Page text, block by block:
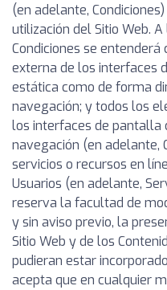
(en adelante,
utilización del Sitio Web.
Condiciones se entenderá
externa de los interfaces
estática como de forma
navegación; y todos los
los interfaces de pantalla
navegación (en adelante,
servicios o recursos en
Usuarios (en adelante,
reserva la facultad de
y sin aviso previo, la
Sitio Web y de los
pudieran estar
acepta que en cualquier